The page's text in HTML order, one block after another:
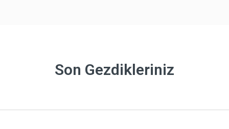
Son Gezdikleriniz